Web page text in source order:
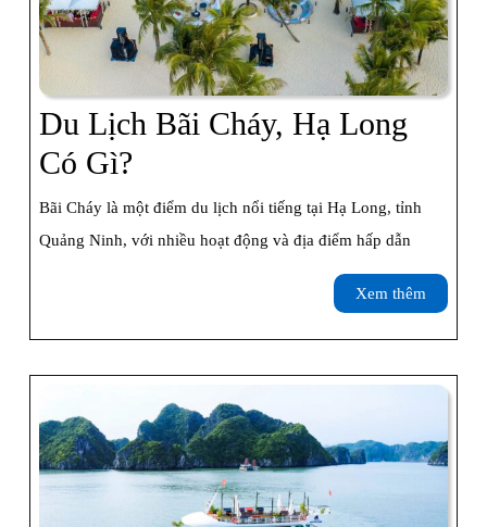
Du Lịch Bãi Cháy, Hạ Long
Có Gì?
Lịch
Bãi
Có
Gì?
Bãi Cháy là một điểm du lịch nổi tiếng tại Hạ Long, tỉnh
Quảng Ninh, với nhiều hoạt động và địa điểm hấp dẫn
Xem thêm
thêm